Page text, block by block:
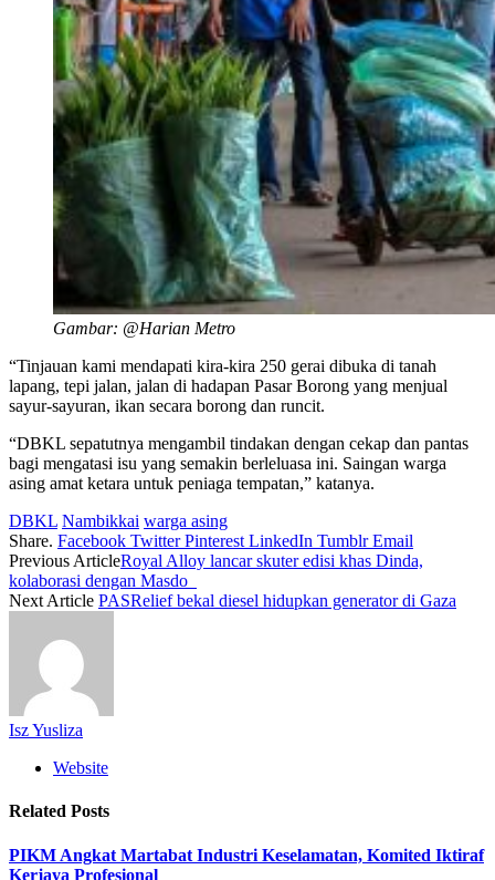
Gambar: @Harian Metro
“Tinjauan kami mendapati kira-kira 250 gerai dibuka di tanah
lapang, tepi jalan, jalan di hadapan Pasar Borong yang menjual
sayur-sayuran, ikan secara borong dan runcit.
“DBKL sepatutnya mengambil tindakan dengan cekap dan pantas
bagi mengatasi isu yang semakin berleluasa ini. Saingan warga
asing amat ketara untuk peniaga tempatan,” katanya.
DBKL Nambikkai warga asing
Share. Facebook Twitter Pinterest LinkedIn Tumblr Email
Previous ArticleRoyal Alloy lancar skuter edisi khas Dinda,
kolaborasi dengan Masdo
Next Article PASRelief bekal diesel hidupkan generator di Gaza
Isz Yusliza
Website
Related Posts
PIKM Angkat Martabat Industri Keselamatan, Komited Iktiraf
Kerjaya Profesional